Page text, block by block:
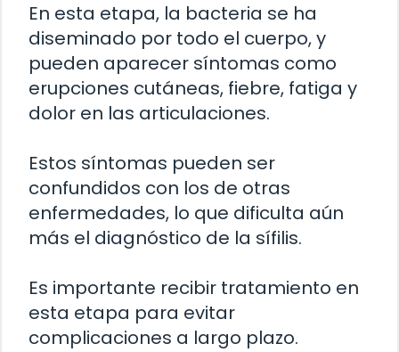
En esta etapa, la bacteria se ha
diseminado por todo el cuerpo, y
pueden aparecer síntomas como
erupciones cutáneas, fiebre, fatiga y
dolor en las articulaciones.
Estos síntomas pueden ser
confundidos con los de otras
enfermedades, lo que dificulta aún
más el diagnóstico de la sífilis.
Es importante recibir tratamiento en
esta etapa para evitar
complicaciones a largo plazo.